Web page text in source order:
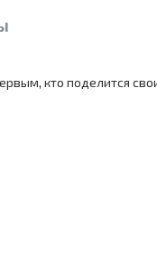
кто поделится